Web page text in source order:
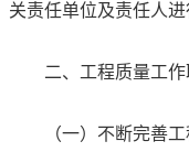
关责任单位及责任人进
二、工程质量工作
（一）不断完善工